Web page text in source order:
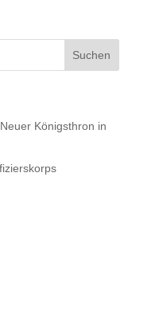
Königsthron in